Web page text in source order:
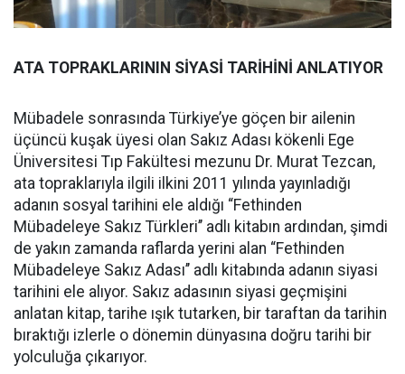
ATA TOPRAKLARININ SİYASİ TARİHİNİ ANLATIYOR
Mübadele sonrasında Türkiye’ye göçen bir ailenin
üçüncü kuşak üyesi olan Sakız Adası kökenli Ege
Üniversitesi Tıp Fakültesi mezunu Dr. Murat Tezcan,
ata topraklarıyla ilgili ilkini 2011 yılında yayınladığı
adanın sosyal tarihini ele aldığı “Fethinden
Mübadeleye Sakız Türkleri’’ adlı kitabın ardından, şimdi
de yakın zamanda raflarda yerini alan “Fethinden
Mübadeleye Sakız Adası’’ adlı kitabında adanın siyasi
tarihini ele alıyor. Sakız adasının siyasi geçmişini
anlatan kitap, tarihe ışık tutarken, bir taraftan da tarihin
bıraktığı izlerle o dönemin dünyasına doğru tarihi bir
yolculuğa çıkarıyor.